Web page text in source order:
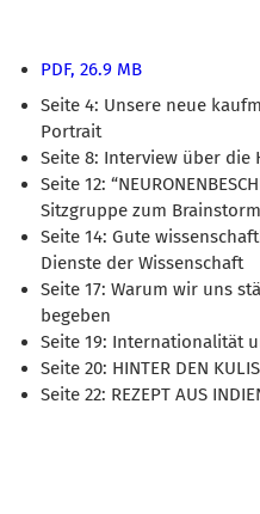
PDF, 26.9 MB
Seite 4: Unsere neue
Portrait
Seite 8: Interview über die
Seite 12:
Sitzgruppe zum
Seite 14: Gute
Dienste der Wissenschaft
Seite 17: Warum wir uns
begeben
Seite 19: Internationalität
Seite 20: HINTER DEN
Seite 22: REZEPT AUS